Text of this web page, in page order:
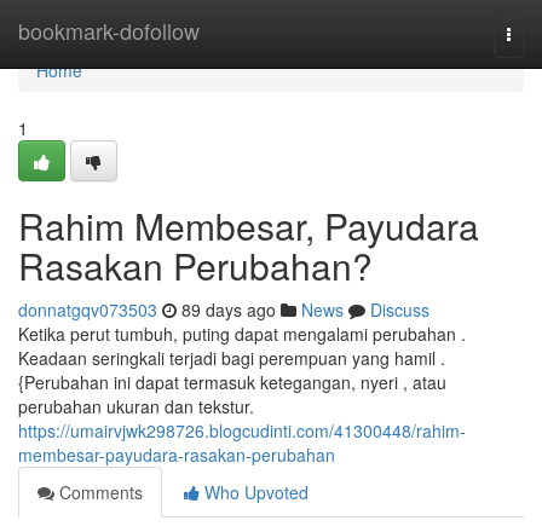
bookmark-dofollow
Home
Home
1
Rahim Membesar, Payudara
Rasakan Perubahan?
donnatgqv073503 89 days ago News
Discuss
Ketika perut tumbuh, puting dapat mengalami perubahan .
Keadaan seringkali terjadi bagi perempuan yang hamil .
{Perubahan ini dapat termasuk ketegangan, nyeri , atau
perubahan ukuran dan tekstur.
https://umairvjwk298726.blogcudinti.com/41300448/rahim-
membesar-payudara-rasakan-perubahan
Comments
Who Upvoted